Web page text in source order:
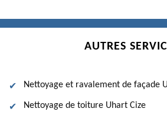
AUTRES
Nettoyage et ravalement de façade
Nettoyage de toiture Uhart Cize